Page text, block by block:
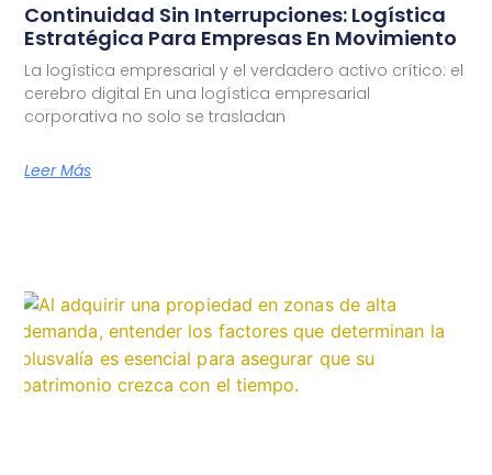
Continuidad Sin Interrupciones: Logística
Estratégica Para Empresas En Movimiento
La logística empresarial y el verdadero activo crítico: el
cerebro digital En una logística empresarial
corporativa no solo se trasladan
Leer Más